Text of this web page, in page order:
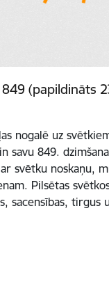
(papildināts
nogalē uz
savu 849.
svētku noskaņu,
Pilsētas
sacensības, tirgus